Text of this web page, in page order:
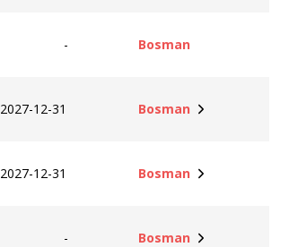
- Bosman
2027-12-31 Bosman
2027-12-31 Bosman
- Bosman